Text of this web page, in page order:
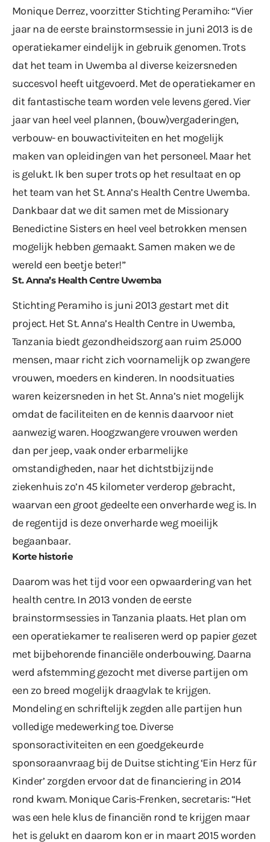
Monique Derrez, voorzitter Stichting Peramiho: “Vier
jaar na de eerste brainstormsessie in juni 2013 is de
operatiekamer eindelijk in gebruik genomen. Trots
dat het team in Uwemba al diverse keizersneden
succesvol heeft uitgevoerd. Met de operatiekamer en
dit fantastische team worden vele levens gered. Vier
jaar van heel veel plannen, (bouw)vergaderingen,
verbouw- en bouwactiviteiten en het mogelijk
maken van opleidingen van het personeel. Maar het
is gelukt. Ik ben super trots op het resultaat en op
het team van het St. Anna’s Health Centre Uwemba.
Dankbaar dat we dit samen met de Missionary
Benedictine Sisters en heel veel betrokken mensen
mogelijk hebben gemaakt. Samen maken we de
wereld een beetje beter!”
St. Anna’s Health Centre Uwemba
Stichting Peramiho is juni 2013 gestart met dit
project. Het St. Anna’s Health Centre in Uwemba,
Tanzania biedt gezondheidszorg aan ruim 25.000
mensen, maar richt zich voornamelijk op zwangere
vrouwen, moeders en kinderen. In noodsituaties
waren keizersneden in het St. Anna’s niet mogelijk
omdat de faciliteiten en de kennis daarvoor niet
aanwezig waren. Hoogzwangere vrouwen werden
dan per jeep, vaak onder erbarmelijke
omstandigheden, naar het dichtstbijzijnde
ziekenhuis zo’n 45 kilometer verderop gebracht,
waarvan een groot gedeelte een onverharde weg is. In
de regentijd is deze onverharde weg moeilijk
begaanbaar.
Korte historie
Daarom was het tijd voor een opwaardering van het
health centre. In 2013 vonden de eerste
brainstormsessies in Tanzania plaats. Het plan om
een operatiekamer te realiseren werd op papier gezet
met bijbehorende financiële onderbouwing. Daarna
werd afstemming gezocht met diverse partijen om
een zo breed mogelijk draagvlak te krijgen.
Mondeling en schriftelijk zegden alle partijen hun
volledige medewerking toe. Diverse
sponsoractiviteiten en een goedgekeurde
sponsoraanvraag bij de Duitse stichting ‘Ein Herz für
Kinder’ zorgden ervoor dat de financiering in 2014
rond kwam. Monique Caris-Frenken, secretaris: “Het
was een hele klus de financiën rond te krijgen maar
het is gelukt en daarom kon er in maart 2015 worden